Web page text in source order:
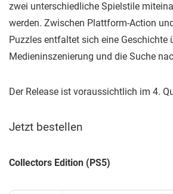
zwei unterschiedliche Spielstile
werden. Zwischen Plattform-Action
Puzzles entfaltet sich eine Geschichte
Medieninszenierung und die Suche
Der Release ist voraussichtlich im 4.
Jetzt bestellen
Collectors Edition (PS5)